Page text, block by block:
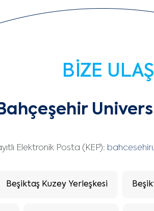
BİZE
Elektronik Posta (KEP):
Beşiktaş Kuzey Yerleşkesi